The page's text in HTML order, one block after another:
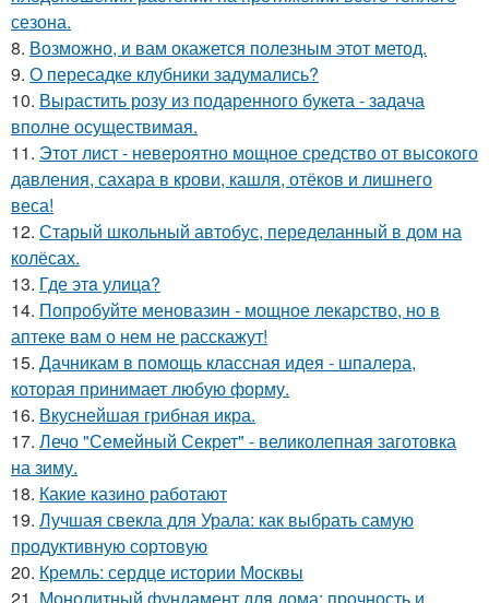
сезона.
8. Возможно, и вам окажется полезным этот метод.
9. О пересадке клубники задумались?
10. Вырастить розу из подаренного букета - задача
вполне осуществимая.
11. Этот лист - невероятно мощное средство от высокого
давления, сахара в крови, кашля, отёков и лишнего
веса!
12. Старый школьный автобус, переделанный в дом на
колёсах.
13. Где этa улица?
14. Попробуйте меновазин - мощное лекарство, но в
аптеке вам о нем не расскажут!
15. Дачникам в помощь классная идея - шпалера,
которая принимает любую форму.
16. Вкуснейшая грибная икра.
17. Лечо "Семейный Секрет" - великолепная заготовка
на зиму.
18. Какие казино работают
19. Лучшая свекла для Урала: как выбрать самую
продуктивную сортовую
20. Кремль: сердце истории Москвы